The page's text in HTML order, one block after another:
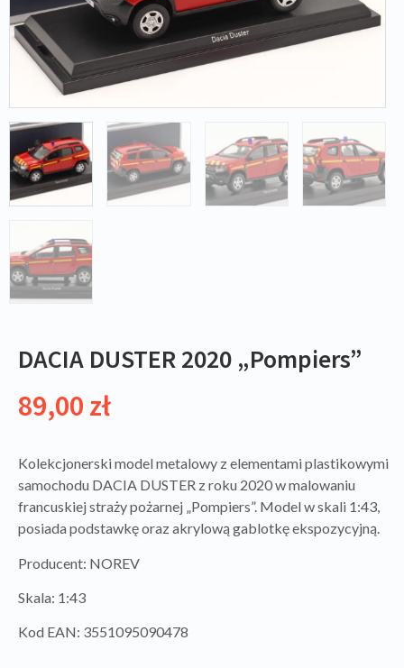
DACIA DUSTER 2020 „Pompiers”
89,00 zł
Kolekcjonerski model metalowy z elementami plastikowymi
samochodu DACIA DUSTER z roku 2020 w malowaniu
francuskiej straży pożarnej „Pompiers”. Model w skali 1:43,
posiada podstawkę oraz akrylową gablotkę ekspozycyjną.
Producent: NOREV
Skala: 1:43
Kod EAN: 3551095090478